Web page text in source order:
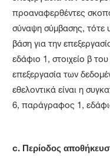
προαναφερθέντες
σύναψη σύμβασης, τότε
βάση για την
εδάφιο 1, στοιχείο β
επεξεργασία των
εθελοντικά είναι η
6, παράγραφος 1,
c. Περίοδος